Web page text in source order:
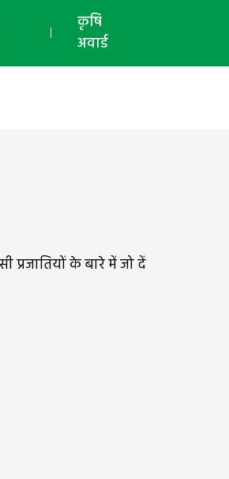
कृषि
अवार्ड
के बारे में जो दें